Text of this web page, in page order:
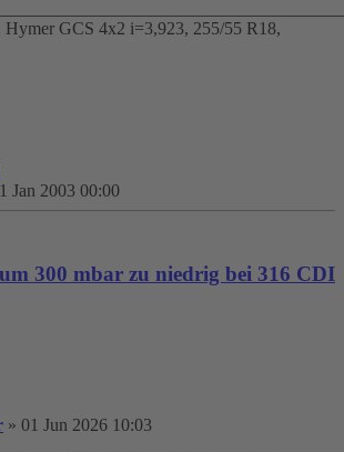
GCS 4x2 i=3,923, 255/55 R18,
Jan 2003 00:00
300 mbar zu niedrig bei 316 CDI
» 01 Jun 2026 10:03